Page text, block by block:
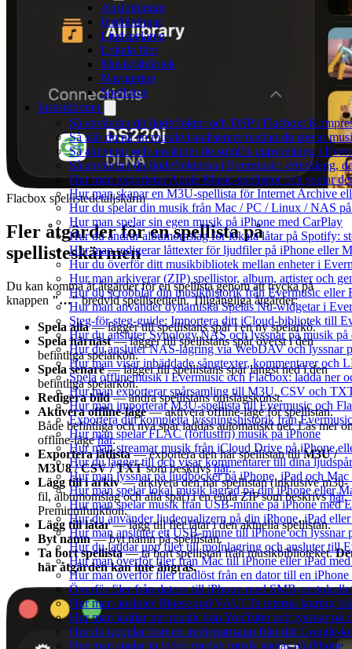
Anslutningar
Inställningar
Ljudspelaren
Lokala filer
Musikbibliotek
Navigering
Spellistor
Instruktioner
Så använder du ljudeffekter och DSP i Flacbox:
Så slår du på en musikvisualiserare medan du spelar
Så aktiverar och använder du sömlös uppspelning i
Så använder du ljudeffekterna i Evermusic: efterklang,
Hur man exporterar Apple Music-spellistor och spelar
Hur man skapar en M3U-spellista för Internet Archive
Hur du spelar din musik från Mac / PC / Linux / NAS
Hur man spelar sin egen musik på iPhone med CarPlay
Hur du ändrar albumomslag för lokala låtar på Spotify:
Hur man redigerar låttexter för ljudfiler på iPhone eller
Hur du överför ditt musikbibliotek mellan enheter i
Hur man arkiverar (ZIP) spellistor, album, artister och
Hur du scrobblar din musikhistorik från Evermusic eller
Hur man använder dynamiska Spelas Nu-widgetar i
Steg-för-steg-guide: Importera ditt iCloud-bibliotek till
Hur du ansluter Synology NAS och lyssnar på musik
Hur du ansluter NAS-lagring via WebDAV och lyssnar
Hur man visar inbäddade sångtexter, kommentarer och
Spela offlinemusik i Evermusic och Flacbox: ladda ner
Hur man exporterar spårsamling till M3U, CSV och
Hur man importerar M3U-spellista till Evermusic och
Exportera din kompletta lyssningshistorik från
Hur man spelar FLAC (förlustfri) musik på iPhone
Hur man streamar musik från iCloud Drive på iPhone
Hur du lägger till och visar kommentarer till dina
Hur man lyssnar på ljudböcker på iPhone, iPad och
Hur man spelar lokal musik lagrad pa din iPhone eller
Hur man spelar musik från USB-minne på iPhone med
Hur du använder ljudequalizern på din iPhone, iPad
Hur man ansluter ett USB-minne till iPhone och lyssnar
Hur du laddar upp filer till molnlagring och ansluter till
Hur man överför filer från Mac till iPhone eller iPad
Hur man överför filer trådlöst från en dator till en
Överför filer från datorn till iPhone med SMB-
Hur man ansluter Bluesound VAULTs interna lagring
Hur man laddar ner musik från YouTube och lyssnar på
Hur du kopplar bort en tredjepartsapp från ditt Google-
Hur man spelar in video medan musik spelas på iPhone
Flacbox spellistedetaljskärm
Fler åtgärder för en spellista på
spellisteskärmen
Du kan komma åt åtgärder för en spellista genom att trycka på
knappen "…"bredvid spellistetiteln. Tillgängliga åtgärder:
Spela alla— lägger till spellistans spår i en ny spelarkö.
Spela härnäst— lägger till spellistans spår överst i den
befintliga spelarkön.
Spela senare— lägger till spellistans spår längst ned i den
befintliga spelarkön.
Redigera bild— ändra spellistans omslagskonst.
Aktivera offline-läge— aktivera offline-läge för spellistan.
Både befintliga och nya spår laddas automatiskt ner. Läs mer
offline-lägehär.
Exportera låtlista— exportera den här spellistan tillM3U /
M3U8 / CSV / TXTsom beskrivshär.
Lägg till i arkiv— arkivera den här spellistan (inklusive m3u-
fil, albumomslag och alla spår) i en enda ZIP som beskrivshär.
Premiumfunktion.
Lägg till låtar— lägg till fler låtar i den aktuella spellistan.
Byt namn— byt namn på spellistan.
Ta bort spellista— ta bort spellistan från musikbiblioteket.
här åtgärden kan inte ångras.